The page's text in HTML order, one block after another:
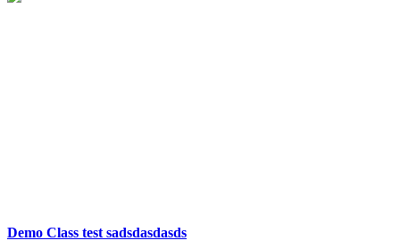
Demo Class test sadsdasdasds